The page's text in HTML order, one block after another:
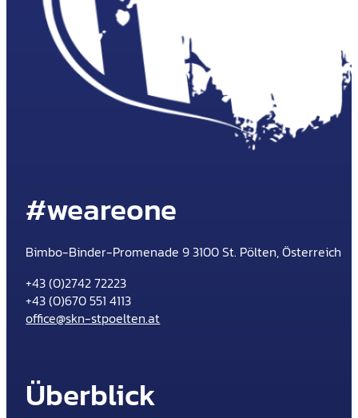
#weareone
Bimbo-Binder-Promenade 9 3100 St. Pölten, Österreich
+43 (0)2742 72223
+43 (0)670 551 4113
office@skn-stpoelten.at
Überblick